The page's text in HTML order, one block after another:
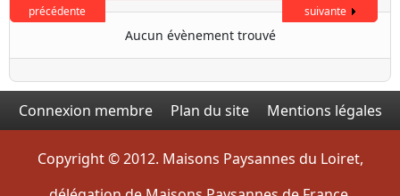
précédente
suivante
Aucun évènement trouvé
Connexion membre Plan du site Mentions légales
Copyright © 2012. Maisons Paysannes du Loiret,